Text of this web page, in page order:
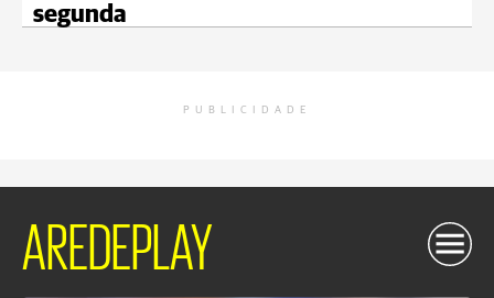
segunda
PUBLICIDADE
AREDEPLAY